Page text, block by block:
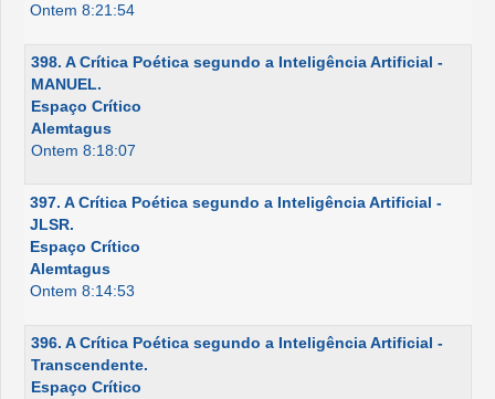
Ontem 8:21:54
398. A Crítica Poética segundo a Inteligência Artificial -
MANUEL.
Espaço Crítico
Alemtagus
Ontem 8:18:07
397. A Crítica Poética segundo a Inteligência Artificial -
JLSR.
Espaço Crítico
Alemtagus
Ontem 8:14:53
396. A Crítica Poética segundo a Inteligência Artificial -
Transcendente.
Espaço Crítico